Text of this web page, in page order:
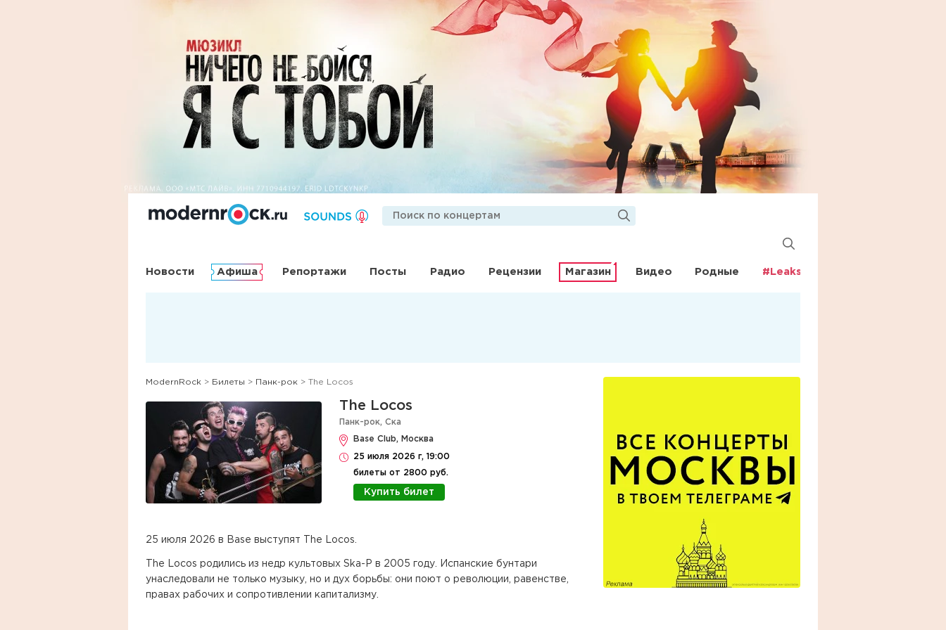
Новости Афиша Репортажи Посты Радио Рецензии Магазин Видео Родные #Leaks
ModernRock > Билеты > Панк-рок > The Locos
The Locos
Панк-рок, Ска
Base Club, Москва
25 июля 2026 г, 19:00
билеты от 2800 руб.
Купить билет
25 июля 2026 в Base выступят The Locos.
The Locos родились из недр культовых Ska-P в 2005 году. Испанские бунтари
унаследовали не только музыку, но и дух борьбы: они поют о революции, равенстве,
правах рабочих и сопротивлении капитализму.